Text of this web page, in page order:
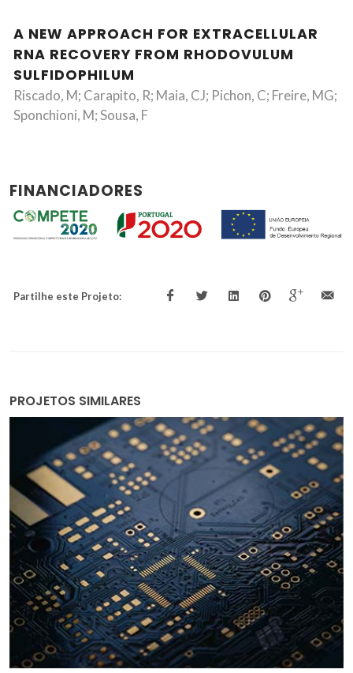
A NEW APPROACH FOR EXTRACELLULAR
RNA RECOVERY FROM RHODOVULUM
SULFIDOPHILUM
Riscado, M; Carapito, R; Maia, CJ; Pichon, C; Freire, MG;
Sponchioni, M; Sousa, F
FINANCIADORES
Partilhe este Projeto:
PROJETOS SIMILARES